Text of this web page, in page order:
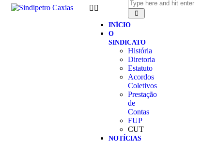
INÍCIO
O
SINDICATO
História
Diretoria
Estatuto
Acordos
Coletivos
Prestação
de
Contas
FUP
CUT
NOTÍCIAS